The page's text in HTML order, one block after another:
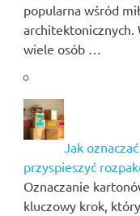
popularna wśród
architektonicznych.
wiele osób …
Jak
przyspieszyć
Oznaczanie
kluczowy krok,